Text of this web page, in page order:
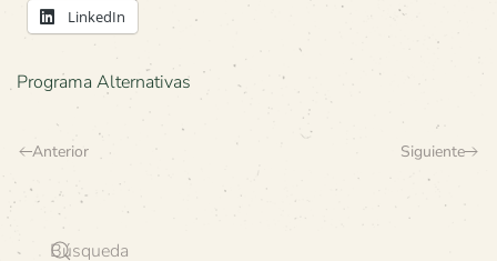
LinkedIn
Programa Alternativas
Anterior Siguiente